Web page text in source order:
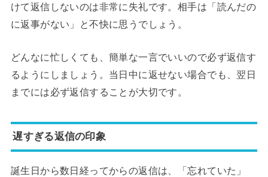
けて返信しないのは非常に失礼です。相手は「読んだの
に返事がない」と不快に思うでしょう。
どんなに忙しくても、簡単な一言でいいので必ず返信す
るようにしましょう。当日中に返せない場合でも、翌日
までには必ず返信することが大切です。
遅すぎる返信の印象
誕生日から数日経ってからの返信は、「忘れていた」